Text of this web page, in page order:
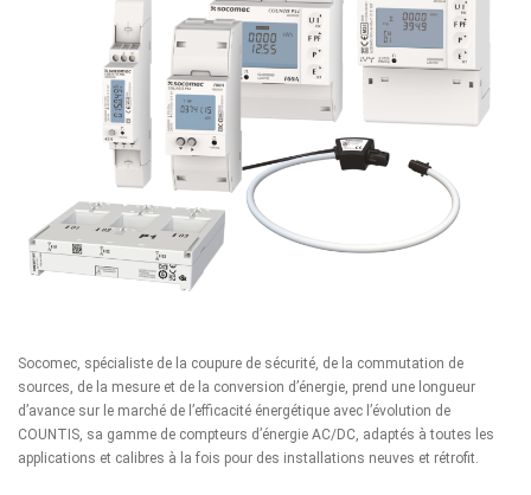
Socomec, spécialiste de la coupure de sécurité, de la commutation de
sources, de la mesure et de la conversion d’énergie, prend une longueur
d’avance sur le marché de l’efficacité énergétique avec l’évolution de
COUNTIS, sa gamme de compteurs d’énergie AC/DC, adaptés à toutes les
applications et calibres à la fois pour des installations neuves et rétrofit.